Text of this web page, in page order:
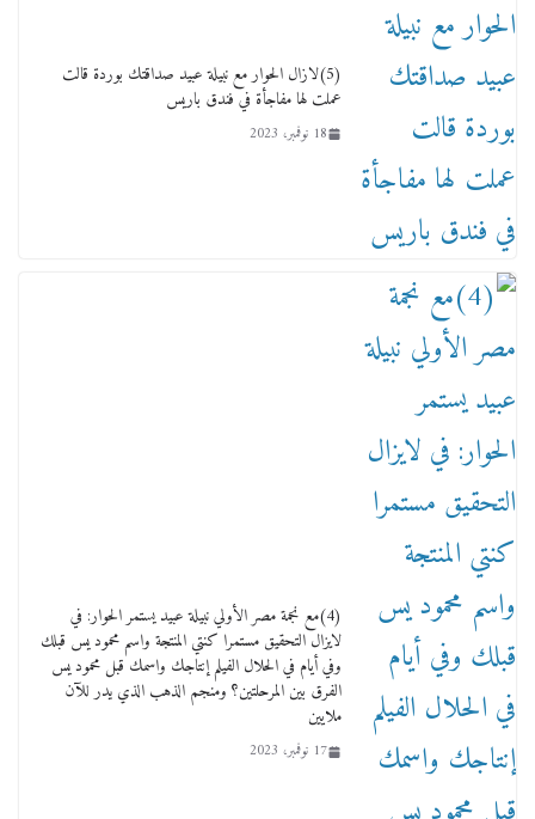
18 يناير، 2026
من مذكراتي علي هامش الأفراح حته كدا كهارب
تودي تحت الشمس يا ورا الشمس ووصفة كيف
تكون سمسار فنانين لناس مش مفهومين
12 يناير، 2026
(5)لازال الحوار مع نبيلة عبيد صداقتك بوردة قالت
عملت لها مفاجأة في فندق باريس
18 نوفمبر، 2023
(4)مع نجمة مصر الأولي نبيلة عبيد يستمر الحوار: في
لايزال التحقيق مستمرا كنتي المنتجة واسم محمود يس قبلك
وفي أيام في الحلال الفيلم إنتاجك واسمك قبل محمود يس
الفرق بين المرحلتين؟ ومنجم الذهب الذي يدر للآن
ملايين
17 نوفمبر، 2023